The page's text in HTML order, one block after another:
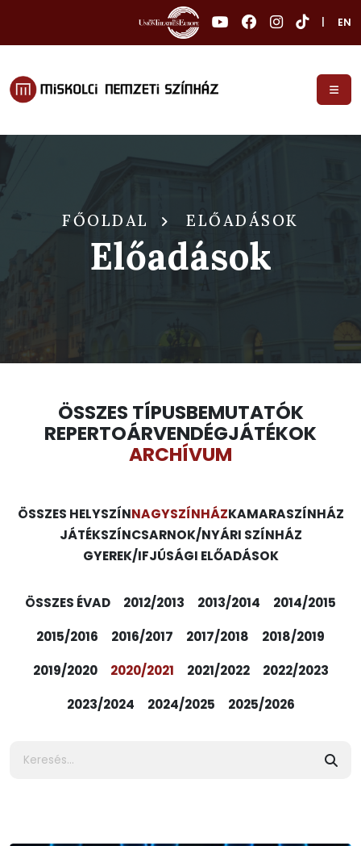
EN
FŐOLDAL ELŐADÁSOK
Előadások
ÖSSZES TÍPUSBEMUTATÓK
REPERTOÁRVENDÉGJÁTÉKOK
ARCHÍVUM
ÖSSZES HELYSZÍNNAGYSZÍNHÁZKAMARASZÍNHÁZ
JÁTÉKSZÍNCSARNOK/NYÁRI SZÍNHÁZ
GYEREK/IFJÚSÁGI ELŐADÁSOK
ÖSSZES ÉVAD 2012/2013 2013/2014
2014/2015
2015/2016
2016/2017 2017/2018
2018/2019
2019/2020
2020/2021 2021/2022
2022/2023
2023/2024
2024/2025 2025/2026